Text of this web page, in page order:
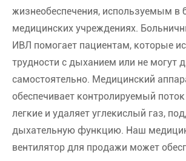
жизнеобеспечения, используемым в
медицинских учреждениях.
ИВЛ помогает пациентам, которые
трудности с дыханием или не могут
самостоятельно. Медицинский
обеспечивает контролируемый
легкие и удаляет углекислый газ,
дыхательную функцию. Наш
вентилятор для продажи может